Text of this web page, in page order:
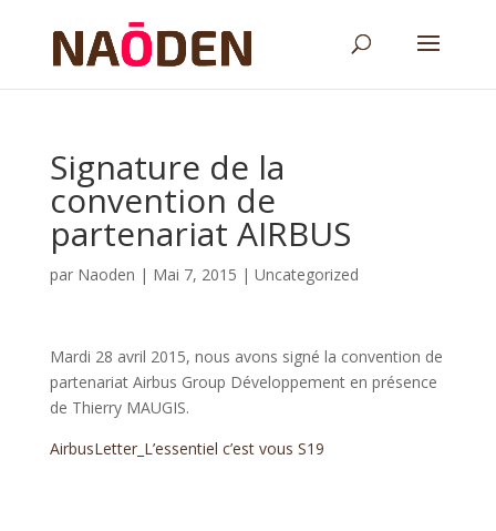
Signature de la
convention de
partenariat AIRBUS
par Naoden | Mai 7, 2015 | Uncategorized
Mardi 28 avril 2015, nous avons signé la convention de
partenariat Airbus Group Développement en présence
de Thierry MAUGIS.
AirbusLetter_L’essentiel c’est vous S19